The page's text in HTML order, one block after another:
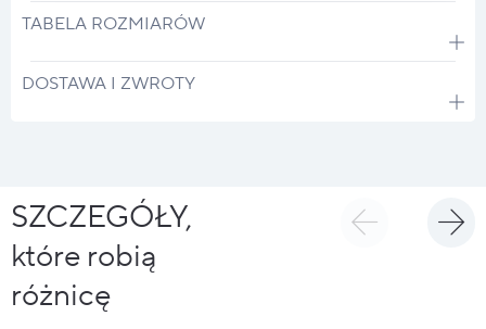
TABELA ROZMIARÓW
DOSTAWA I ZWROTY
SZCZEGÓŁY,
które robią
różnicę